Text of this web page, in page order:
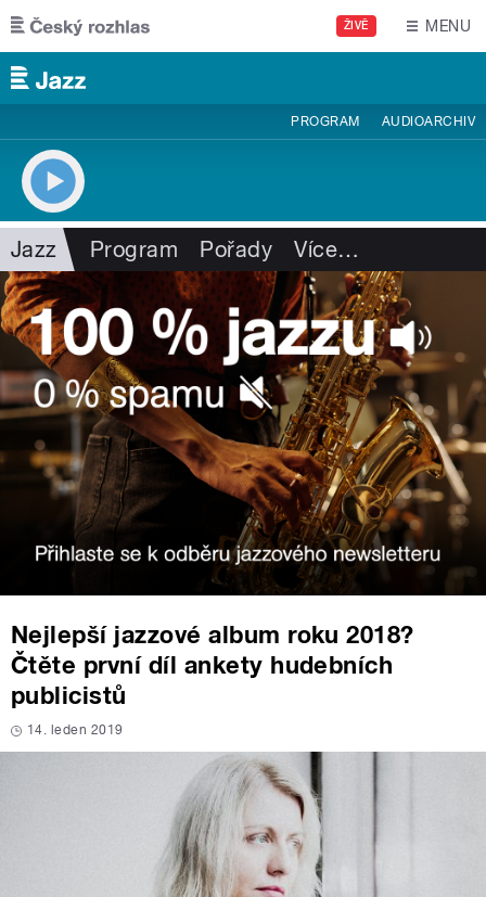
Přejít k hlavnímu obsahu
ŽIVĚ MENU
PROGRAM AUDIOARCHIV
Jazz Program Pořady Více…
Nejlepší jazzové album roku 2018?
Čtěte první díl ankety hudebních
publicistů
14. leden 2019